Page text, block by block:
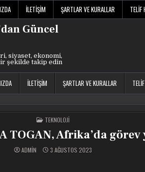
İLETIŞIM ŞARTLAR VE KURALLAR TELIF
Güncel
siyaset, ekonomi,
şekilde takip edin
İLETIŞIM ŞARTLAR VE KURALLAR
POSTED
IN
TEKNOLOJI
TOGAN, Afrika’da görev
ADMIN 3 AĞUSTOS 2023